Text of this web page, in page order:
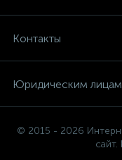
Контакты
Юридическим лицам
© 2015 - 2026